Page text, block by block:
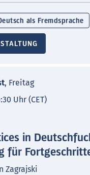
als Fremdsprache
, Freitag
Uhr (CET)
in
für
Zagrajski